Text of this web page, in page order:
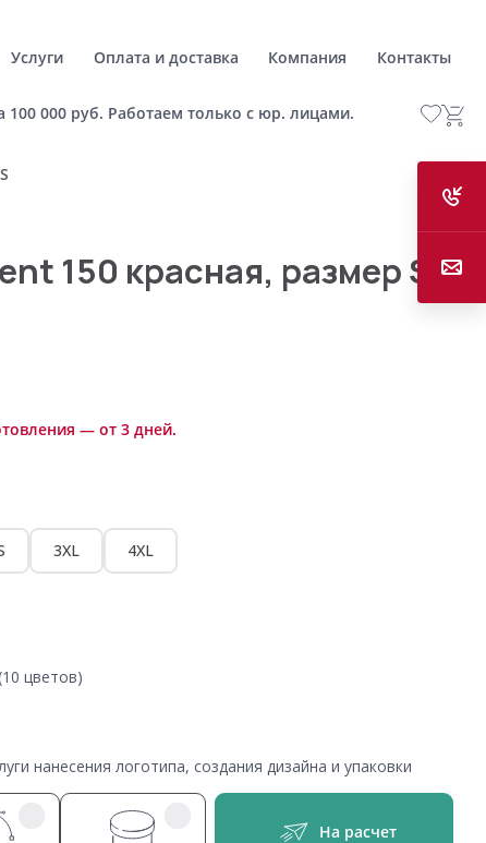
Услуги Оплата и доставка Компания Контакты
100 000 руб. Работаем только с юр. лицами.
150 красная, размер S
— от 3 дней.
3XL 4XL
цветов)
нанесения логотипа, создания дизайна и упаковки
На расчет